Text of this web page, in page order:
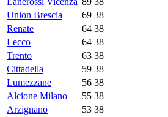
Union Brescia
69 38
Renate
64 38
Lecco
64 38
Trento
63 38
Cittadella
59 38
Lumezzane
56 38
Alcione Milano
55 38
Arzignano
53 38